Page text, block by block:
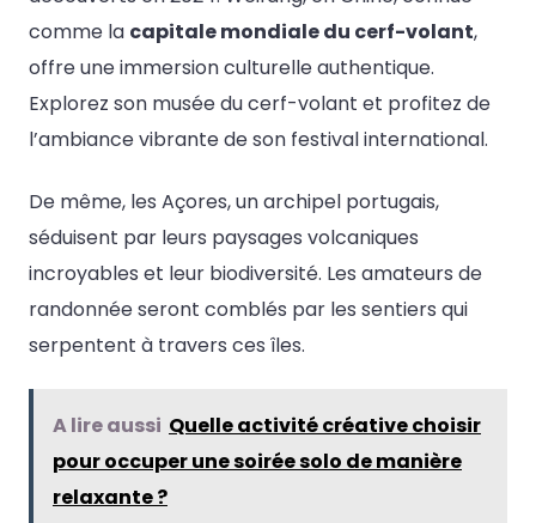
comme la capitale mondiale du cerf-volant,
offre une immersion culturelle authentique.
Explorez son musée du cerf-volant et profitez de
l’ambiance vibrante de son festival international.
De même, les Açores, un archipel portugais,
séduisent par leurs paysages volcaniques
incroyables et leur biodiversité. Les amateurs de
randonnée seront comblés par les sentiers qui
serpentent à travers ces îles.
A lire aussi Quelle activité créative choisir
pour occuper une soirée solo de manière
relaxante ?